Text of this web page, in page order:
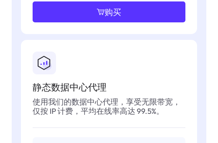
购买
静态数据中心代理
使用我们的数据中心代理，享受无限带宽，
仅按 IP 计费，平均在线率高达 99.5%。